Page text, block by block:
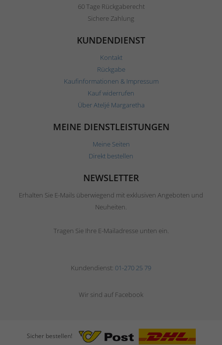
60 Tage Rückgaberecht
Sichere Zahlung
KUNDENDIENST
Kontakt
Rückgabe
Kaufinformationen & Impressum
Kauf widerrufen
Über Ateljé Margaretha
MEINE DIENSTLEISTUNGEN
Meine Seiten
Direkt bestellen
NEWSLETTER
Erhalten Sie E-Mails überwiegend mit exklusiven Angeboten und
Neuheiten.
Tragen Sie Ihre E-Mailadresse unten ein.
Kundendienst: 01-270 25 79
Wir sind auf Facebook
Sicher bestellen!